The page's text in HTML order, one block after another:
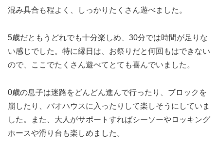
混み具合も程よく、しっかりたくさん遊べました。
5歳だともうどれでも十分楽しめ、30分では時間が足りな
い感じでした。特に縁日は、お祭りだと何回もはできない
ので、ここでたくさん遊べてとても喜んでいました。
0歳の息子は迷路をどんどん進んで行ったり、ブロックを
崩したり、パオハウスに入ったりして楽しそうにしていま
した。また、大人がサポートすればシーソーやロッキング
ホースや滑り台も楽しめました。